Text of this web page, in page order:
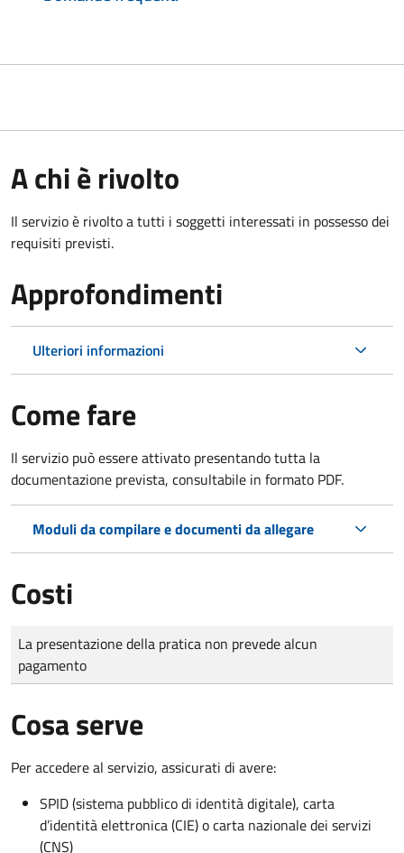
A chi è rivolto
Il servizio è rivolto a tutti i soggetti interessati in possesso dei
requisiti previsti.
Approfondimenti
Ulteriori informazioni
Come fare
Il servizio può essere attivato presentando tutta la
documentazione prevista, consultabile in formato PDF.
Moduli da compilare e documenti da allegare
Costi
Tipo di pagamento
Importo
La presentazione della pratica non prevede alcun
pagamento
Cosa serve
Per accedere al servizio, assicurati di avere:
SPID (sistema pubblico di identità digitale), carta
d’identità elettronica (CIE) o carta nazionale dei servizi
(CNS)